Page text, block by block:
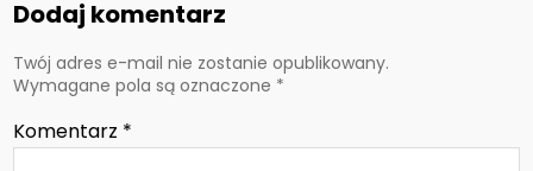
Dodaj komentarz
Twój adres e-mail nie zostanie opublikowany.
Wymagane pola są oznaczone *
Komentarz *